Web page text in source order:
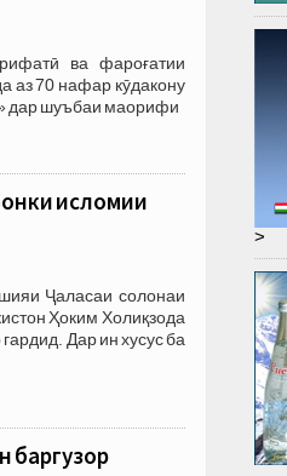
ва фароғатии
аз 70 нафар кӯдакону
дар шуъбаи маорифи
исломии
Ҷаласаи солонаи
Ҳоким Холиқзода
Дар ин хусус ба
баргузор
>